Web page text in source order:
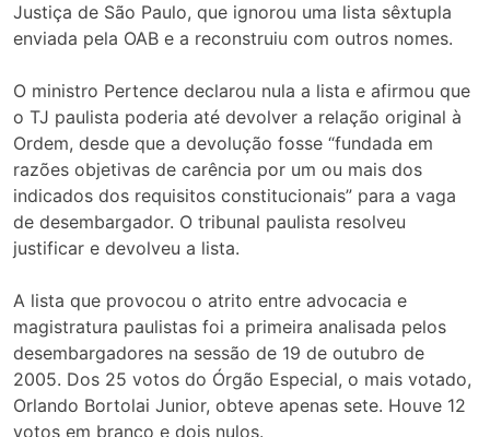
Justiça de São Paulo, que ignorou uma lista sêxtupla
enviada pela OAB e a reconstruiu com outros nomes.
O ministro Pertence declarou nula a lista e afirmou que
o TJ paulista poderia até devolver a relação original à
Ordem, desde que a devolução fosse “fundada em
razões objetivas de carência por um ou mais dos
indicados dos requisitos constitucionais” para a vaga
de desembargador. O tribunal paulista resolveu
justificar e devolveu a lista.
A lista que provocou o atrito entre advocacia e
magistratura paulistas foi a primeira analisada pelos
desembargadores na sessão de 19 de outubro de
2005. Dos 25 votos do Órgão Especial, o mais votado,
Orlando Bortolai Junior, obteve apenas sete. Houve 12
votos em branco e dois nulos.